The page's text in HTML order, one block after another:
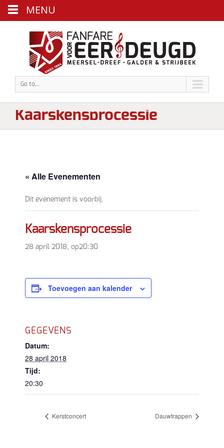
Go to...
Kaarskensprocessie
« Alle Evenementen
Dit evenement is voorbij.
Kaarskensprocessie
28 april 2018, op20:30
Toevoegen aan kalender
GEGEVENS
Datum:
28 april 2018
Tijd:
20:30
Kerstconcert Dauwtrappen
MENU